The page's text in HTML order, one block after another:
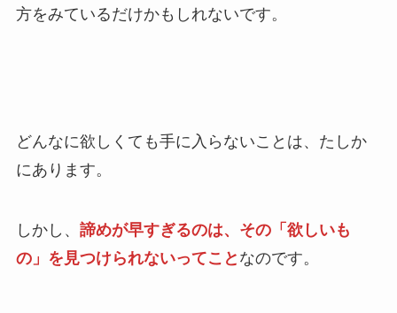
方をみているだけかもしれないです。
どんなに欲しくても手に入らないことは、たしか
にあります。
しかし、 諦めが早すぎるのは、その「欲しいも
の」を見つけられないってこと なのです。